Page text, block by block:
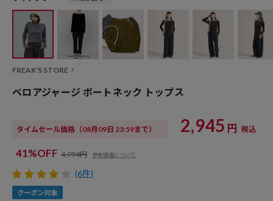
FREAK'S STORE
ベロアジャージ ボートネック トップス
タイムセール価格 （08月09日 23:59まで） 2,945 円 税込
41%OFF 4,994円 参考価格について
(6件)